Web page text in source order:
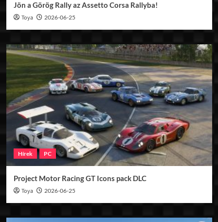
Jön a Görög Rally az Assetto Corsa Rallyba!
Toya 2026-06-25
Hírek PC
Project Motor Racing GT Icons pack DLC
Toya 2026-06-25